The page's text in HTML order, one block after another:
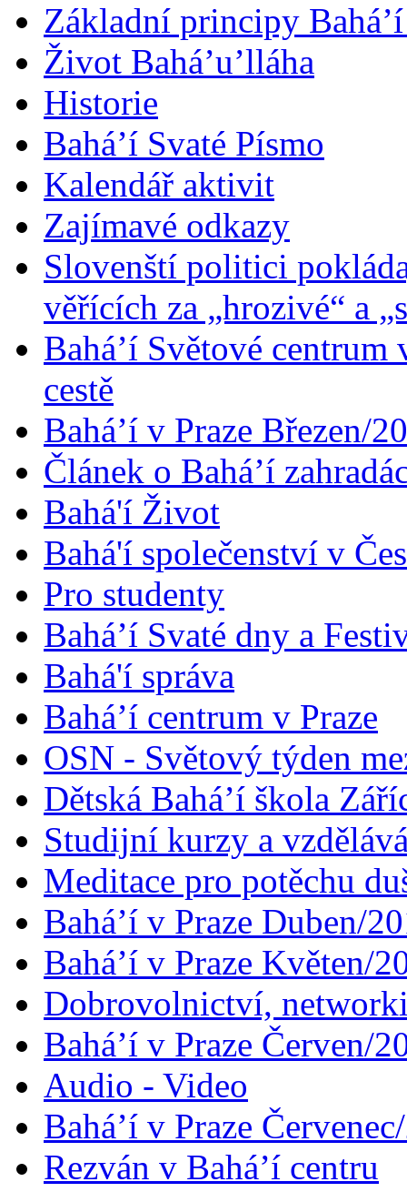
Základní principy
Život Bahá’u’lláha
Historie
Bahá’í Svaté Písmo
Kalendář aktivit
Zajímavé odkazy
Slovenští politici
věřících za „hrozivé“ a
Bahá’í Světové
cestě
Bahá’í v Praze Březen/
Článek o Bahá’í
Bahá'í Život
Bahá'í společenství v
Pro studenty
Bahá’í Svaté dny a
Bahá'í správa
Bahá’í centrum v Praze
OSN - Světový týden
Dětská Bahá’í škola
Studijní kurzy a
Meditace pro potěchu
Bahá’í v Praze Duben/
Bahá’í v Praze Květen/
Dobrovolnictví,
Bahá’í v Praze Červen/
Audio - Video
Bahá’í v Praze
Rezván v Bahá’í centru